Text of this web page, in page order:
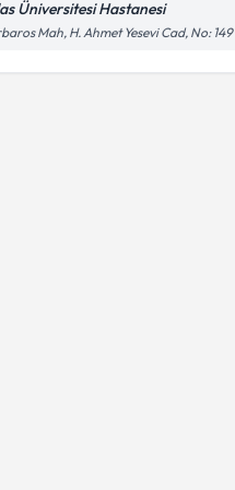
Üniversitesi Hastanesi
Mah, H. Ahmet Yesevi Cad, No: 149